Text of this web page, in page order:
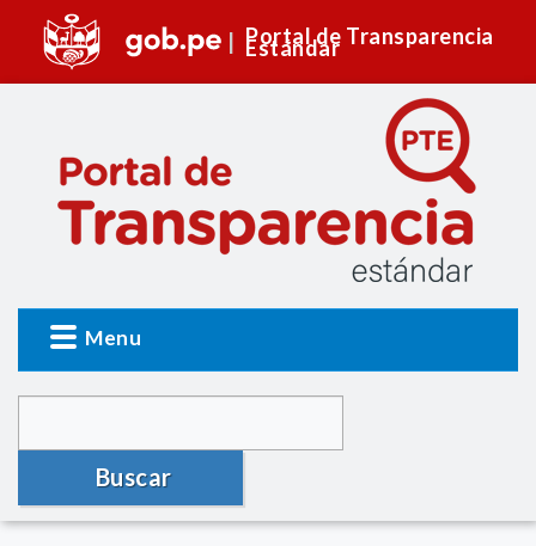
Portal de Transparencia
Estándar
Menu
Buscar